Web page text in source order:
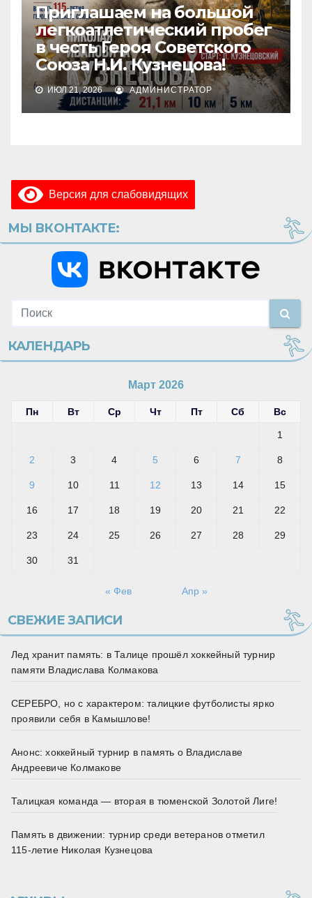
Приглашаем на большой
легкоатлетический пробег
в честь Героя Советского
Союза Н.И. Кузнецова!
ИЮЛ 21, 2026 АДМИНИСТРАТОР
Версия для слабовидящих
МЫ ВКОНТАКТЕ:
КАЛЕНДАРЬ
Март 2026
Пн Вт Ср Чт Пт Сб Вс
1
2 3 4 5 6 7 8
9 10 11 12 13 14 15
16 17 18 19 20 21 22
23 24 25 26 27 28 29
30 31
« Фев Апр »
СВЕЖИЕ ЗАПИСИ
Лед хранит память: в Талице прошёл хоккейный турнир
памяти Владислава Колмакова
СЕРЕБРО, но с характером: талицкие футболисты ярко
проявили себя в Камышлове!
Анонс: хоккейный турнир в память о Владиславе
Андреевиче Колмакове
Талицкая команда — вторая в тюменской Золотой Лиге!
Память в движении: турнир среди ветеранов отметил
115‑летие Николая Кузнецова